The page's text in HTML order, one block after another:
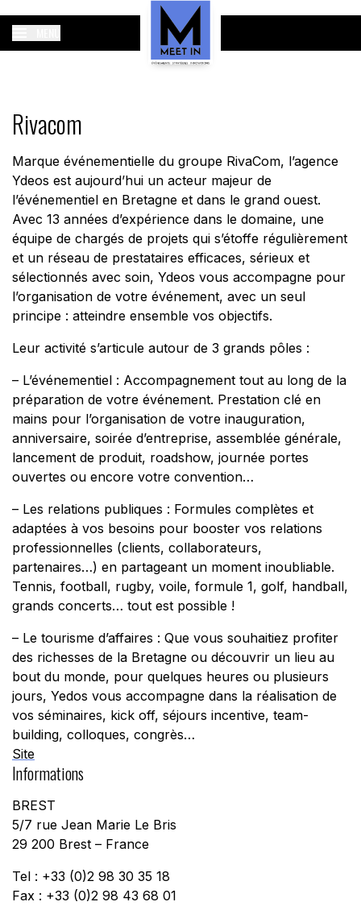
Rivacom
Marque événementielle du groupe RivaCom, l’agence
Ydeos est aujourd’hui un acteur majeur de
l’événementiel en Bretagne et dans le grand ouest.
Avec 13 années d’expérience dans le domaine, une
équipe de chargés de projets qui s’étoffe régulièrement
et un réseau de prestataires efficaces, sérieux et
sélectionnés avec soin, Ydeos vous accompagne pour
l’organisation de votre événement, avec un seul
principe : atteindre ensemble vos objectifs.
Leur activité s’articule autour de 3 grands pôles :
– L’événementiel : Accompagnement tout au long de la
préparation de votre événement. Prestation clé en
mains pour l’organisation de votre inauguration,
anniversaire, soirée d’entreprise, assemblée générale,
lancement de produit, roadshow, journée portes
ouvertes ou encore votre convention…
– Les relations publiques : Formules complètes et
adaptées à vos besoins pour booster vos relations
professionnelles (clients, collaborateurs,
partenaires…) en partageant un moment inoubliable.
Tennis, football, rugby, voile, formule 1, golf, handball,
grands concerts… tout est possible !
– Le tourisme d’affaires : Que vous souhaitiez profiter
des richesses de la Bretagne ou découvrir un lieu au
bout du monde, pour quelques heures ou plusieurs
jours, Yedos vous accompagne dans la réalisation de
vos séminaires, kick off, séjours incentive, team-
building, colloques, congrès…
Site
Informations
BREST
5/7 rue Jean Marie Le Bris
29 200 Brest – France
Tel : +33 (0)2 98 30 35 18
Fax : +33 (0)2 98 43 68 01